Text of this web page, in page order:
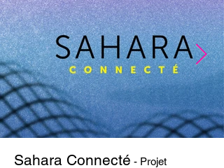
Sahara Connecté - Projet